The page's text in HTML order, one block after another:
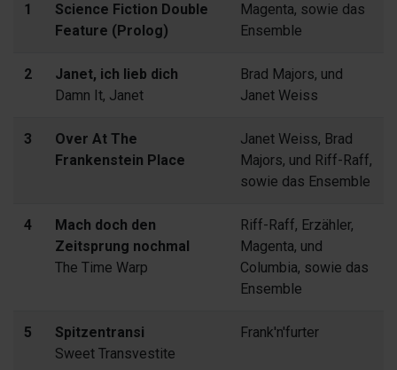
1
Science Fiction Double
Feature (Prolog)
Magenta, sowie das
Ensemble
2
Janet, ich lieb dich
Damn It, Janet
Brad Majors, und
Janet Weiss
3
Over At The
Frankenstein Place
Janet Weiss, Brad
Majors, und Riff-Raff,
sowie das Ensemble
4
Mach doch den
Zeitsprung nochmal
The Time Warp
Riff-Raff, Erzähler,
Magenta, und
Columbia, sowie das
Ensemble
5
Spitzentransi
Sweet Transvestite
Frank'n'furter